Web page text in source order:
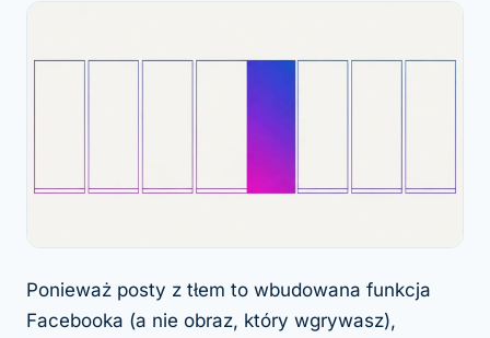
Ponieważ posty z tłem to wbudowana funkcja
Facebooka (a nie obraz, który wgrywasz),